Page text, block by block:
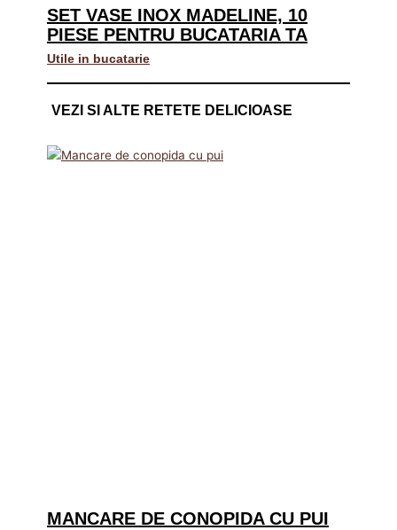
SET VASE INOX MADELINE, 10
PIESE PENTRU BUCATARIA TA
Utile in bucatarie
VEZI SI ALTE RETETE DELICIOASE
MANCARE DE CONOPIDA CU PUI